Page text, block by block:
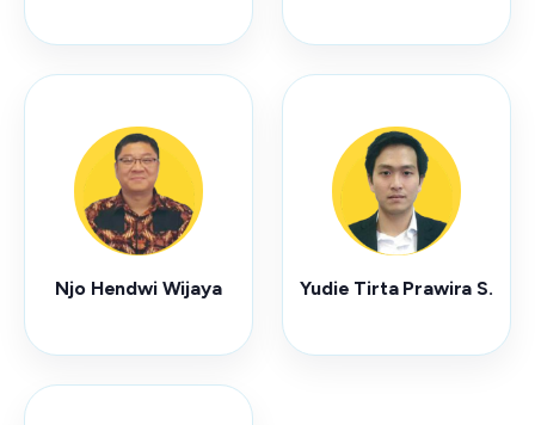
Njo Hendwi Wijaya Yudie Tirta Prawira S.